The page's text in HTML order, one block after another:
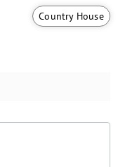
Country House